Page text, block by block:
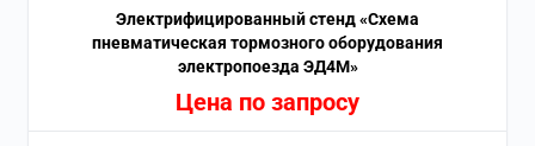
Электрифицированный стенд «Схема
пневматическая тормозного оборудования
электропоезда ЭД4М»
Цена по запросу